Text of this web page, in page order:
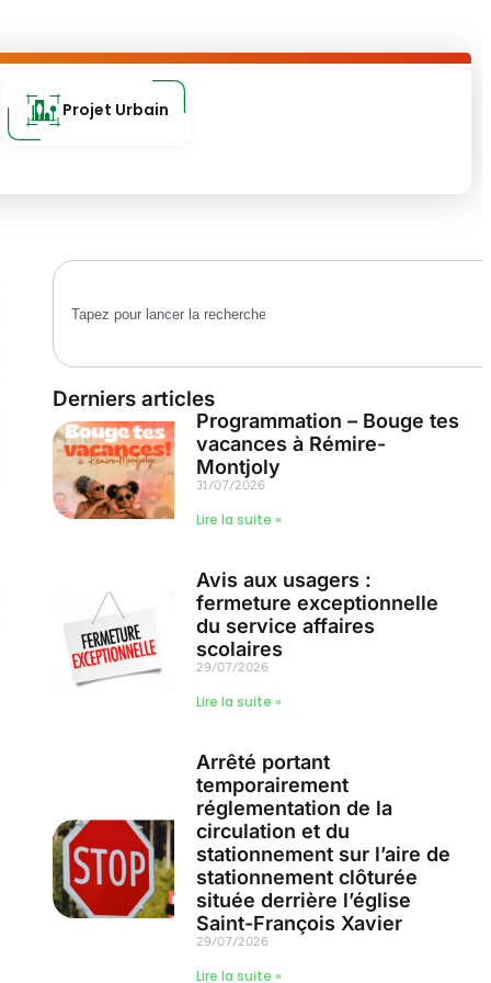
Projet Urbain
Derniers articles
Programmation – Bouge tes
vacances à Rémire-
Montjoly
31/07/2026
Lire la suite »
Avis aux usagers :
fermeture exceptionnelle
du service affaires
scolaires
29/07/2026
Lire la suite »
Arrêté portant
temporairement
réglementation de la
circulation et du
stationnement sur l’aire de
stationnement clôturée
située derrière l’église
Saint-François Xavier
29/07/2026
Lire la suite »